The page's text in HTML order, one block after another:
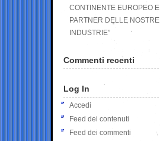
CONTINENTE EUROPEO E
PARTNER DELLE NOSTRE
INDUSTRIE”
Commenti recenti
Log In
Accedi
Feed dei contenuti
Feed dei commenti